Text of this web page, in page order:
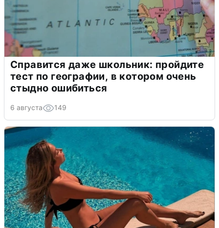
Справится даже школьник: пройдите
тест по географии, в котором очень
стыдно ошибиться
6 августа 149